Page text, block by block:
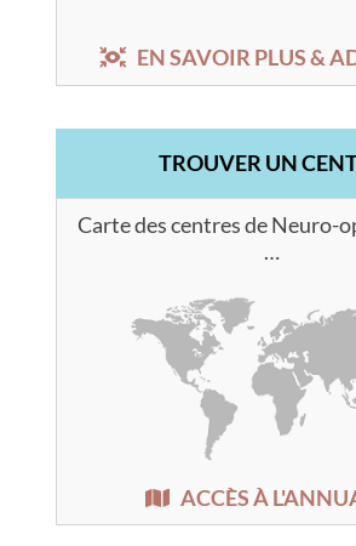
EN SAVOIR PLUS &
TROUVER UN
Carte des centres de Neuro-
…
ACCÈS À